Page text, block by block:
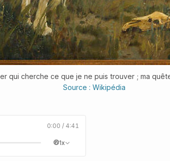
qui cherche ce que je ne puis trouver ; ma
Source : Wikipédia
0:00 / 4:41
1x